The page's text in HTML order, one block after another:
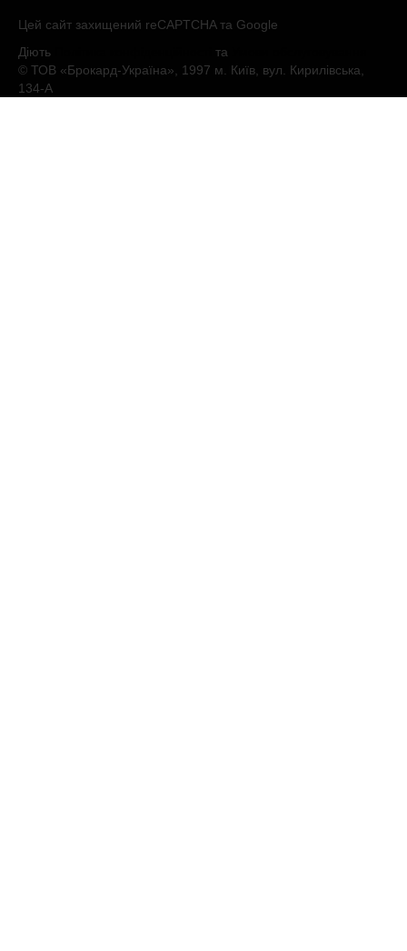
Цей сайт захищений reCAPTCHA та Google
Діють
та
© ТОВ «Брокард-Україна», 1997 м. Київ, вул. Кирилівська,
134-А